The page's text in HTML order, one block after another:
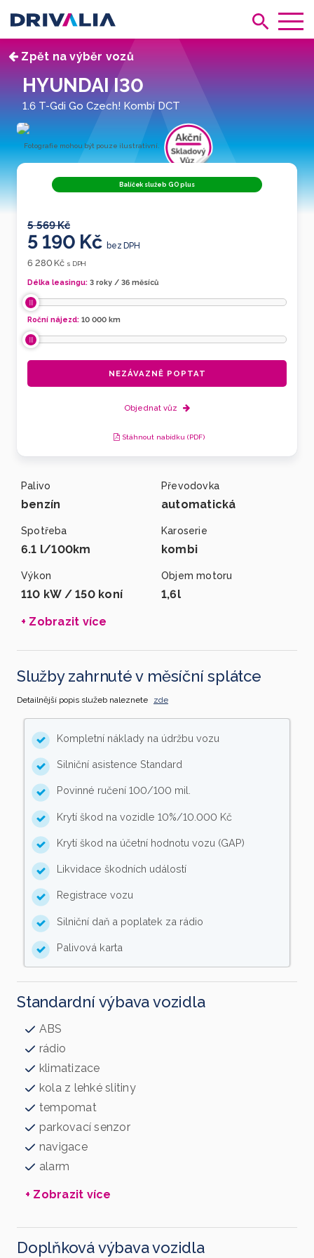
Zpět na výběr vozů
HYUNDAI I30
1.6 T-Gdi Go Czech! Kombi DCT
Fotografie mohou být pouze ilustrativní. č. 912007
Balíček služeb GO plus
5 569 Kč
5 190 Kč bez DPH
6 280 Kč s DPH
Délka leasingu: 3 roky / 36 měsíců
Roční nájezd: 10 000 km
NEZÁVAZNĚ POPTAT
Objednat vůz
Stáhnout nabídku (PDF)
Palivo
benzín
Převodovka
automatická
Spotřeba
6.1 l/100km
Karoserie
kombi
Výkon
110 kW / 150 koní
Objem motoru
1,6l
+ Zobrazit více
Služby zahrnuté v měsíční splátce
Detailnější popis služeb naleznete zde
Kompletní náklady na údržbu vozu
Silniční asistence Standard
Povinné ručení 100/100 mil.
Krytí škod na vozidle 10%/10.000 Kč
Krytí škod na účetní hodnotu vozu (GAP)
Likvidace škodních událostí
Registrace vozu
Silniční daň a poplatek za rádio
Palivová karta
Standardní výbava vozidla
ABS
rádio
klimatizace
kola z lehké slitiny
tempomat
parkovací senzor
navigace
alarm
+ Zobrazit více
Doplňková výbava vozidla